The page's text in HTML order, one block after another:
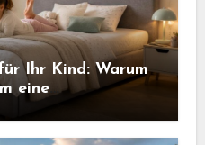
Ihr Kind: Warum
eine
ist